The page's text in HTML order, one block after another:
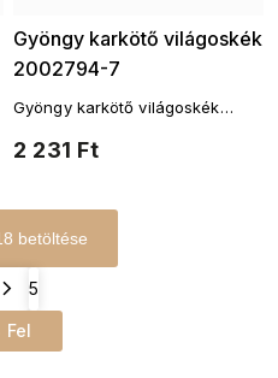
Gyöngy karkötő világoskék
2002794-7
2 231 Ft
Gyöngy karkötő világoskék
színű köztes elemekkel
betöltése
5
Fel